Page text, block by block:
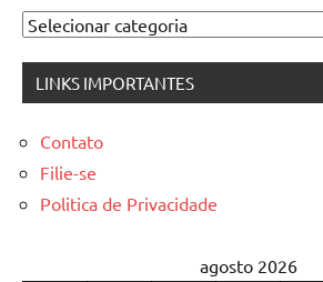
Categorias
LINKS IMPORTANTES
Contato
Filie-se
Politica de Privacidade
agosto 2026